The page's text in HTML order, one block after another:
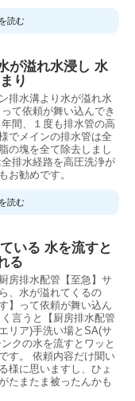
読む
が溢れ水浸し 水
り
排水溝より水が溢れ水
て依頼が舞い込んでき
間、１度も排水管の高
でメインの排水管は全
の塊を全て除去しまし
排水経路を高圧洗浄が
お勧めです。
読む
いる 水を流すと
る
房排水配管【至急】サ
、水が溢れてくるの
】って依頼が舞い込ん
言うと【厨房排水配管
リア)手洗い場とSA(サ
クの水を流すとワッと
す。 依頼内容だけ聞い
様に思いますし、ひょ
たまたま被ったんかも